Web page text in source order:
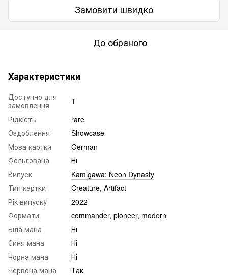
Замовити швидко
До обраного
Характеристики
Доступно для
замовлення
1
Рідкість
rare
Оздоблення
Showcase
Мова картки
German
Фольгована
Ні
Випуск
Kamigawa: Neon Dynasty
Тип картки
Creature, Artifact
Рік випуску
2022
Формати
commander, pioneer, modern
Біла мана
Ні
Синя мана
Ні
Чорна мана
Ні
Червона мана
Так